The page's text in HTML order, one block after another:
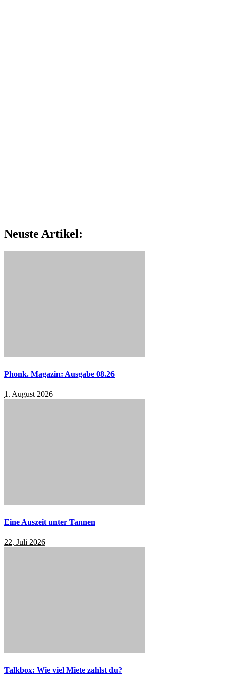
Neuste Artikel:
Phonk. Magazin: Ausgabe 08.26
1. August 2026
Eine Auszeit unter Tannen
22. Juli 2026
Talkbox: Wie viel Miete zahlst du?